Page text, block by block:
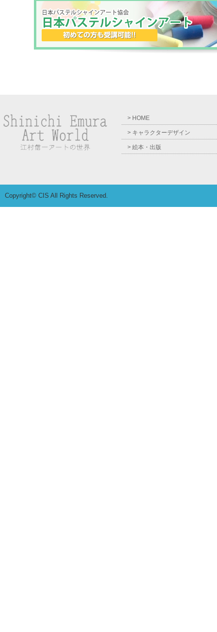
> HOME
> キャラクターデザイン
> 絵本・出版
Copyright© CIS All Rights Reserved.